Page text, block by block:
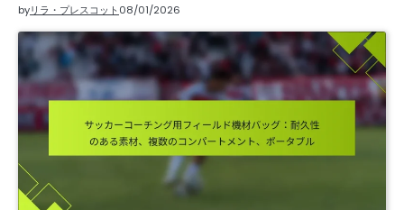
byリラ・プレスコット08/01/2026